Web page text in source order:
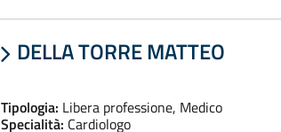
 DELLA TORRE MATTEO
Tipologia: Libera professione, Medico
Specialità: Cardiologo